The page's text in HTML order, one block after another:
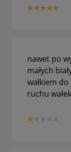
nawet po
małych
wałkiem
ruchu